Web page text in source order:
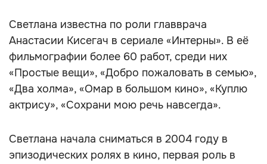
Светлана известна по роли главврача
Анастасии Кисегач в сериале «Интерны». В её
фильмографии более 60 работ, среди них
«Простые вещи», «Добро пожаловать в семью»,
«Два холма», «Омар в большом кино», «Куплю
актрису», «Сохрани мою речь навсегда».
Светлана начала сниматься в 2004 году в
эпизодических ролях в кино, первая роль в